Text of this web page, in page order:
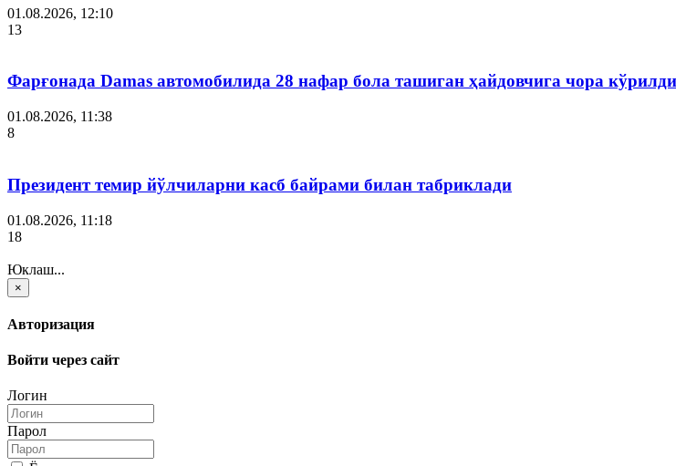
01.08.2026, 12:10
13
Фарғонада Damas автомобилида 28 нафар бола ташиган ҳайдовчига чора кўрилди
01.08.2026, 11:38
8
Президент темир йўлчиларни касб байрами билан табриклади
01.08.2026, 11:18
18
Юклаш...
×
Авторизация
Войти через сайт
Логин
Парол